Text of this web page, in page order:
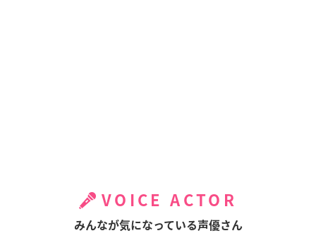
VOICE ACTOR
みんなが気になっている声優さん